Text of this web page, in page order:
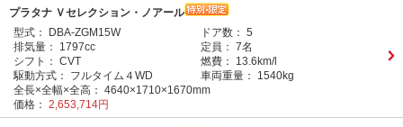
プラタナ Ｖセレクション・ノアール
型式：
DBA-ZGM15W ドア数： 5
排気量：
1797cc 定員： 7名
シフト： CVT 燃費：
13.6km/l
駆動方式：
フルタイム４WD 車両重量：
1540kg
全長×全幅×全高： 4640×1710×1670mm
価格： 2,653,714円